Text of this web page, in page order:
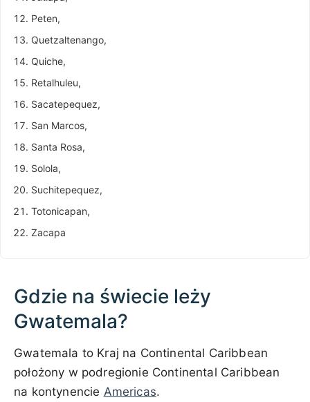
Peten,
Quetzaltenango,
Quiche,
Retalhuleu,
Sacatepequez,
San Marcos,
Santa Rosa,
Solola,
Suchitepequez,
Totonicapan,
Zacapa
Gdzie na świecie leży
Gwatemala?
Gwatemala to Kraj na Continental Caribbean
położony w podregionie Continental Caribbean
na kontynencie Americas.
100 km / 62.1 mi